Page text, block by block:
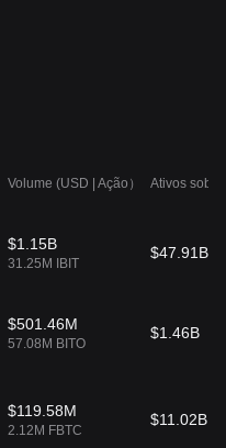
Volume (USD | Ação） Ativos sob
$1.15B
31.25M IBIT
$47.91B
$501.46M
57.08M BITO
$1.46B
$119.58M
2.12M FBTC
$11.02B